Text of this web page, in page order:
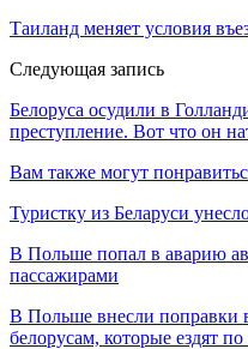
Таиланд меняет условия
Следующая запись
Белоруса осудили в
преступление. Вот что он
Вам также могут
Туристку из Беларуси
В Польше попал в аварию
пассажирами
В Польше внесли поправки
белорусам, которые ездят